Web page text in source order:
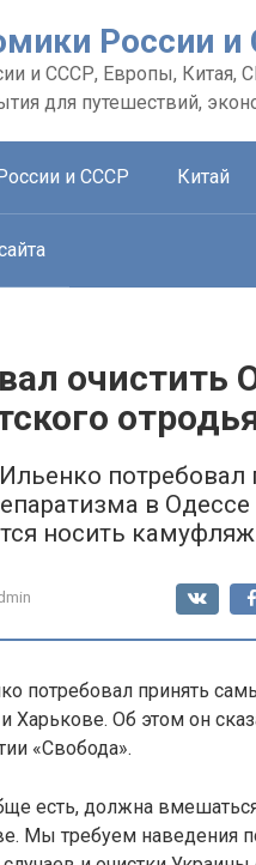
России
и СССР, Европы, Китая,
для путешествий,
и СССР Китай
очистить
потребовал
в Одессе
носить
потребовал принять
Харькове. Об этом он
«Свобода».
есть, должна
Мы требуем наведения